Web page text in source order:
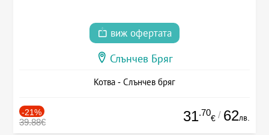
виж офертата
Слънчев Бряг
Котва - Слънчев бряг
-21%
39.88€ 31.70
€ / 62лв.